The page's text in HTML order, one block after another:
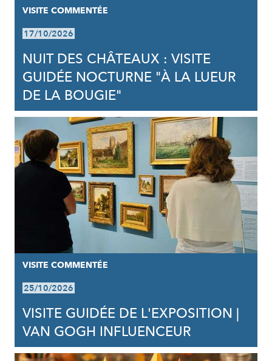
VISITE COMMENTÉE
17/10/2026
NUIT DES CHÂTEAUX : VISITE
GUIDÉE NOCTURNE "À LA LUEUR
DE LA BOUGIE"
VISITE COMMENTÉE
25/10/2026
VISITE GUIDÉE DE L'EXPOSITION |
VAN GOGH INFLUENCEUR